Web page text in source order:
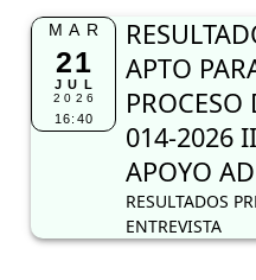
MAR
21
JUL
2026
16:40
APTO
014-2026
APOYO
RESULTADOS
ENTREVISTA